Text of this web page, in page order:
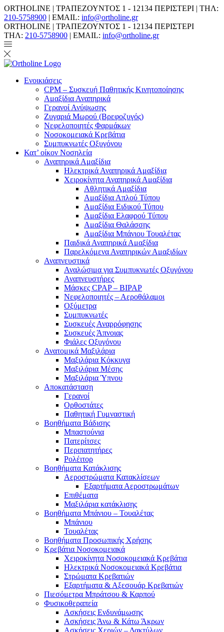
ORTHOLINE | ΤΡΑΠΕΖΟΥΝΤΟΣ 1 - 12134 ΠΕΡΙΣΤΕΡΙ | ΤΗΛ:
210-5758900 | EMAIL: info@ortholine.gr
ORTHOLINE | ΤΡΑΠΕΖΟΥΝΤΟΣ 1 - 12134 ΠΕΡΙΣΤΕΡΙ
ΤΗΛ: 210-5758900 | EMAIL: info@ortholine.gr
Ενοικιάσεις
CPM – Συσκευή Παθητικής Κινητοποίησης
Αμαξίδια Αναπηρικά
Γερανοί Ανύψωσης
Ζυγαριά Μωρού (Βρεφοζυγός)
Νεφελοποιητές Φαρμάκων
Νοσοκομειακά Κρεβάτια
Συμπυκνωτές Οξυγόνου
Κατ’ οίκον Νοσηλεία
Αναπηρικά Αμαξίδια
Ηλεκτρικά Αναπηρικά Αμαξίδια
Χειροκίνητα Αναπηρικά Αμαξίδια
Αθλητικά Αμαξίδια
Αμαξίδια Απλού Τύπου
Αμαξίδια Ειδικού Τύπου
Αμαξίδια Ελαφρού Τύπου
Αμαξίδια Θαλάσσης
Αμαξίδια Μπάνιου Τουαλέτας
Παιδικά Αναπηρικά Αμαξίδια
Παρελκόμενα Αναπηρικών Αμαξιδίων
Αναπνευστικά
Αναλώσιμα για Συμπυκνωτές Οξυγόνου
Αναπνευστήρες
Μάσκες CPAP – BIPAP
Νεφελοποιητές – Αεροθάλαμοι
Οξύμετρα
Συμπυκνωτές
Συσκευές Αναρρόφησης
Συσκευές Άπνοιας
Φιάλες Οξυγόνου
Ανατομικά Μαξιλάρια
Μαξιλάρια Κόκκυγα
Μαξιλάρια Μέσης
Μαξιλάρια Ύπνου
Αποκατάσταση
Γερανοί
Ορθοστάτες
Παθητική Γυμναστική
Βοηθήματα Βάδισης
Μπαστούνια
Πατερίτσες
Περιπατητήρες
Ρολέιτορ
Βοηθήματα Κατάκλισης
Αεροστρώματα Κατακλίσεων
Εξαρτήματα Αεροστρωμάτων
Επιθέματα
Μαξιλάρια κατάκλισης
Βοηθήματα Μπάνιου – Τουαλέτας
Μπάνιου
Τουαλέτας
Βοηθήματα Προσωπικής Χρήσης
Κρεβάτια Νοσοκομειακά
Χειροκίνητα Νοσοκομειακά Κρεβάτια
Ηλεκτρικά Νοσοκομειακά Κρεβάτια
Στρώματα Κρεβατιών
Εξαρτήματα & Αξεσουάρ Κρεβατιών
Πιεσόμετρα Μπράτσου & Καρπού
Φυσικοθεραπεία
Ασκήσεις Ενδυνάμωσης
Ασκήσεις Άνω & Κάτω Άκρων
Ασκήσεις Χεριών – Δακτύλων